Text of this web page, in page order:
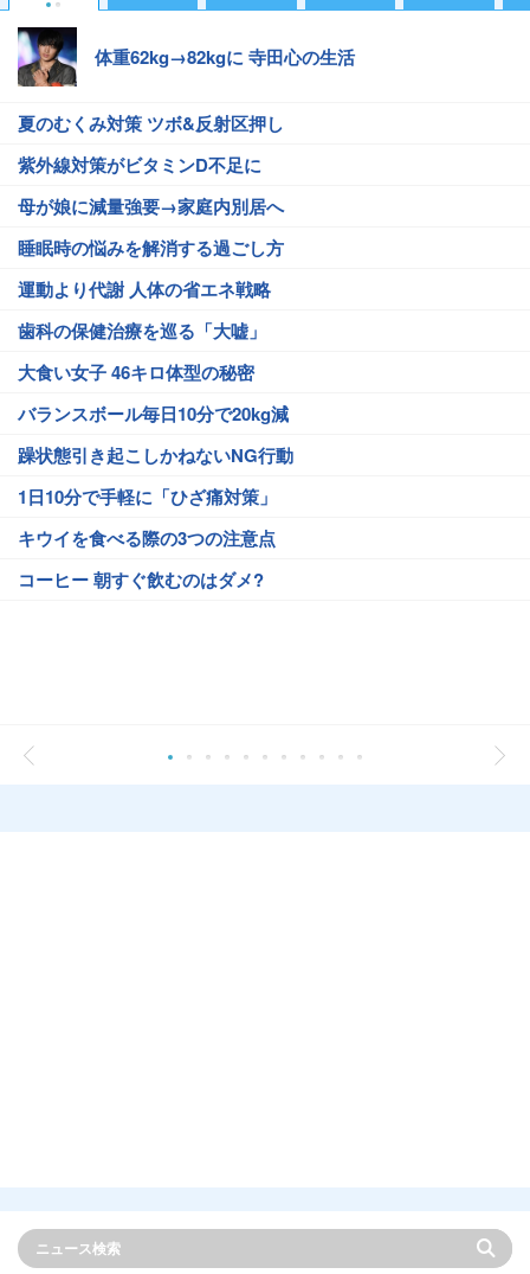
体重62kg→82kgに 寺田心の生活
夏のむくみ対策 ツボ&反射区押し
紫外線対策がビタミンD不足に
母が娘に減量強要→家庭内別居へ
睡眠時の悩みを解消する過ごし方
運動より代謝 人体の省エネ戦略
歯科の保健治療を巡る「大嘘」
大食い女子 46キロ体型の秘密
バランスボール毎日10分で20kg減
躁状態引き起こしかねないNG行動
1日10分で手軽に「ひざ痛対策」
キウイを食べる際の3つの注意点
コーヒー 朝すぐ飲むのはダメ?